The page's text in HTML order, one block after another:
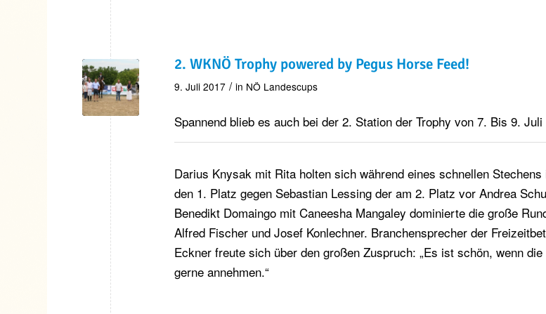
2. WKNÖ Trophy powered by Pegus Horse Feed!
9. Juli 2017 / in NÖ Landescups
Spannend blieb es auch bei der 2. Station der Trophy von 7. Bis 9.
Darius Knysak mit Rita holten sich während eines schnellen
den 1. Platz gegen Sebastian Lessing der am 2. Platz vor Andrea
Benedikt Domaingo mit Caneesha Mangaley dominierte die große
Alfred Fischer und Josef Konlechner. Branchensprecher der
Eckner freute sich über den großen Zuspruch: „Es ist schön, wenn
gerne annehmen.“